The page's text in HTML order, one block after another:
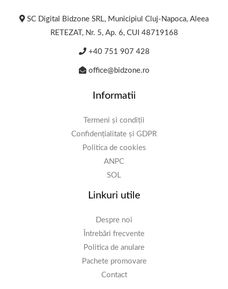
SC Digital Bidzone SRL, Municipiul Cluj-Napoca, Aleea
RETEZAT, Nr. 5, Ap. 6, CUI 48719168
+40 751 907 428
office@bidzone.ro
Informatii
Termeni și condiții
Confidențialitate și GDPR
Politica de cookies
ANPC
SOL
Linkuri utile
Despre noi
Întrebări frecvente
Politica de anulare
Pachete promovare
Contact